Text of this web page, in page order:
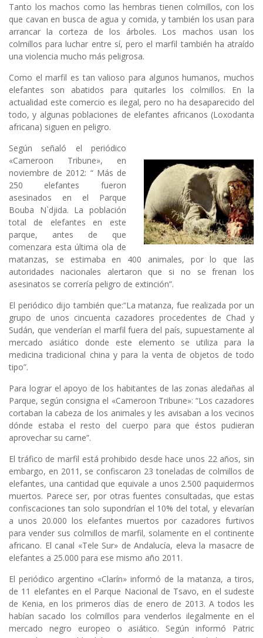
Tanto los machos como las hembras tienen colmillos, con los
que cavan en busca de agua y comida, y también los usan para
arrancar la corteza de los árboles. Los machos usan los
colmillos para luchar entre sí, pero el marfil también ha atraído
una violencia mucho más peligrosa.
Como el marfil es tan valioso para algunos humanos, muchos
elefantes son abatidos para quitarles los colmillos. En la
actualidad este comercio es ilegal, pero no ha desaparecido del
todo, y algunas poblaciones de elefantes africanos (Loxodanta
africana) siguen en peligro.
Según señaló el periódico
«Cameroon Tribune», en
noviembre de 2012: “ Más de
250 elefantes fueron
asesinados en el Parque
Bouba N`djida. La población
total de elefantes en este
parque, antes de que
comenzara esta última ola de
matanzas, se estimaba en 400 animales, por lo que las
autoridades nacionales alertaron que si no se frenan los
asesinatos se correría peligro de extinción”.
El periódico dijo también que:“La matanza, fue realizada por un
grupo de unos cincuenta cazadores procedentes de Chad y
Sudán, que venderían el marfil fuera del país, supuestamente al
mercado asiático donde este elemento se utiliza para la
medicina tradicional china y para la venta de objetos de todo
tipo”.
Para lograr el apoyo de los habitantes de las zonas aledañas al
Parque, según consigna el «Cameroon Tribune»: “Los cazadores
cortaban la cabeza de los animales y les avisaban a los vecinos
dónde estaba el resto del cuerpo para que éstos pudieran
aprovechar su carne”.
El tráfico de marfil está prohibido desde hace unos 22 años, sin
embargo, en 2011, se confiscaron 23 toneladas de colmillos de
elefantes, una cantidad que equivale a unos 2.500 paquidermos
muertos. Parece ser, por otras fuentes consultadas, que estas
confiscaciones tan solo supondrían el 10% del total, y elevarían
a unos 20.000 los elefantes muertos por cazadores furtivos
para vender sus colmillos de marfil, solamente en el continente
africano. El canal «Tele Sur» de Andalucía, eleva la masacre de
elefantes a 25.000 para ese mismo año 2011.
El periódico argentino «Clarín» informó de la matanza, a tiros,
de 11 elefantes en el Parque Nacional de Tsavo, en el sudeste
de Kenia, en los primeros días de enero de 2013. A todos les
habían sacado los colmillos para venderlos ilegalmente en el
mercado negro europeo o asiático. Según informó Patric